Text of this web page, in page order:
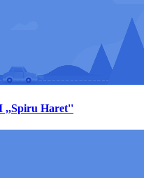
,,Spiru Haret''